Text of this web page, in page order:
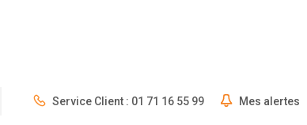
Service Client : 01 71 16 55 99 Mes alertes